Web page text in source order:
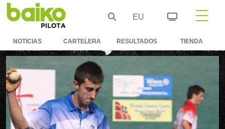
EU
NOTICIAS CARTELERA RESULTADOS TIENDA